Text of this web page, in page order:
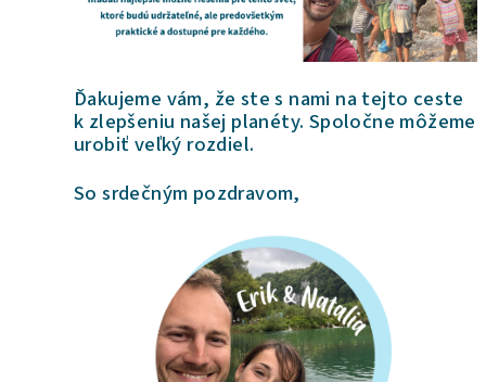
Ďakujeme vám, že ste s nami na tejto ceste
k zlepšeniu našej planéty. Spoločne môžeme
urobiť veľký rozdiel.
So srdečným pozdravom,